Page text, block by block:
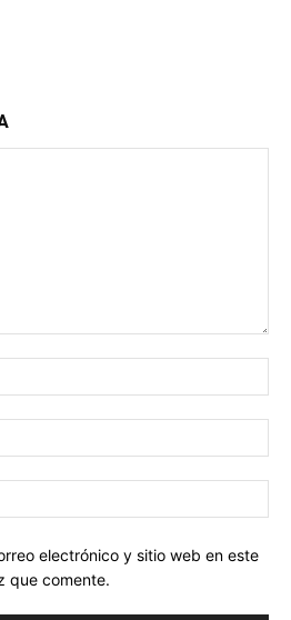
electrónico y sitio web en este
que comente.